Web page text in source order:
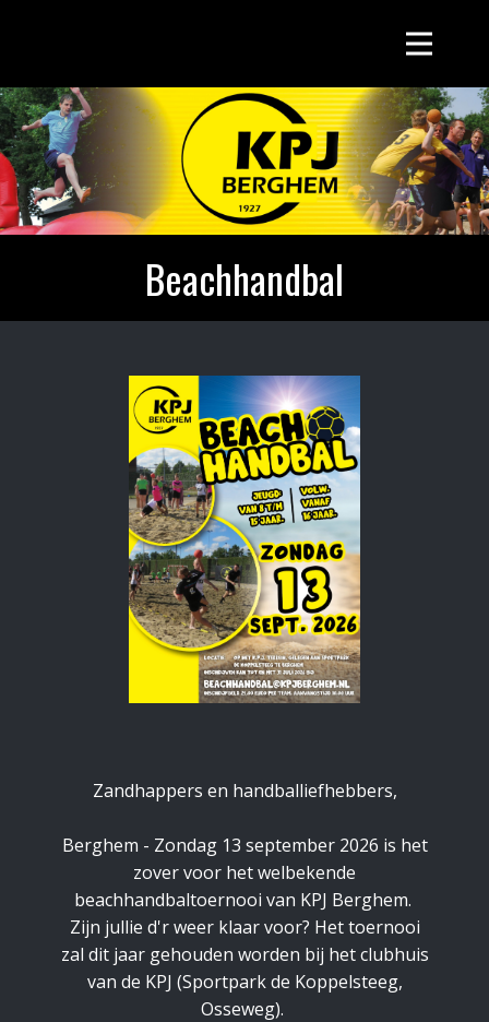
Beachhandbal
Zandhappers en handballiefhebbers,
Berghem - Zondag 13 september 2026 is het
zover voor het welbekende
beachhandbaltoernooi van KPJ Berghem.
Zijn jullie d'r weer klaar voor? Het toernooi
zal dit jaar gehouden worden bij het clubhuis
van de KPJ (Sportpark de Koppelsteeg,
Osseweg).